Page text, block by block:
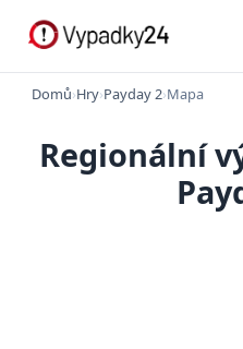
Domů›Hry›Payday 2›Mapa
Regionální